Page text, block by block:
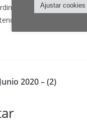
simple. En
el
2020 – (2)
Ajustar cookies